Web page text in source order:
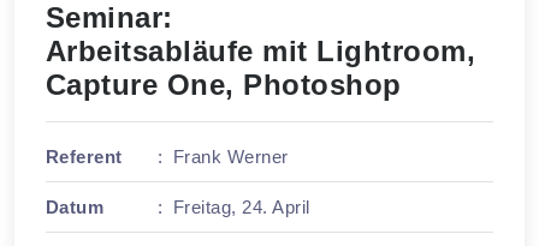
Seminar:
Arbeitsabläufe mit Lightroom,
Capture One, Photoshop
Referent : Frank Werner
Datum : Freitag, 24. April